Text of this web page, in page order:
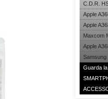
C.D.R.
Apple
Apple
Maxcom
Apple
Samsung
Guarda